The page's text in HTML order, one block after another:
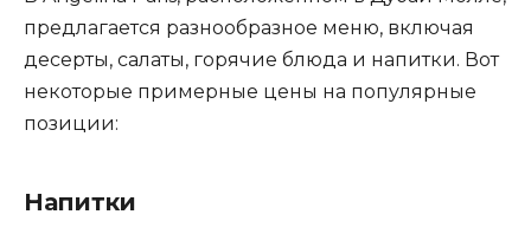
предлагается разнообразное меню, включая
десерты, салаты, горячие блюда и напитки. Вот
некоторые примерные цены на популярные
позиции:
Напитки